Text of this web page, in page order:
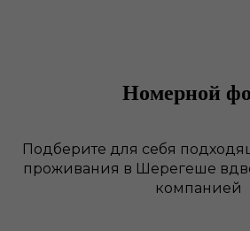
Номерной
Подберите для себя
проживания в Шерегеше
компанией